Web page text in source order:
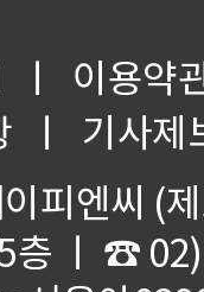
ㅣ
이용약
ㅣ
기사제
피엔씨 (
층 ㅣ ☎